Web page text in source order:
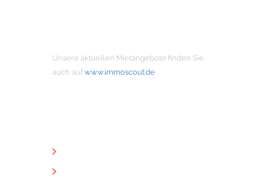
Unsere aktuellen Mietangebote finden Sie
auch auf www.immoscout.de